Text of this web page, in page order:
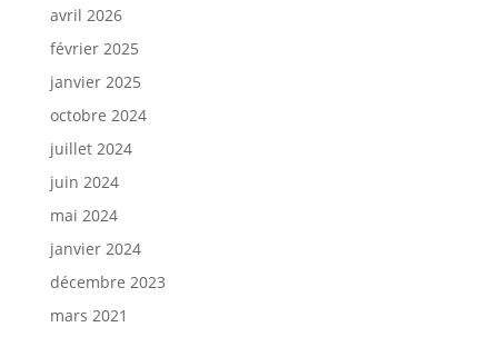
avril 2026
février 2025
janvier 2025
octobre 2024
juillet 2024
juin 2024
mai 2024
janvier 2024
décembre 2023
mars 2021